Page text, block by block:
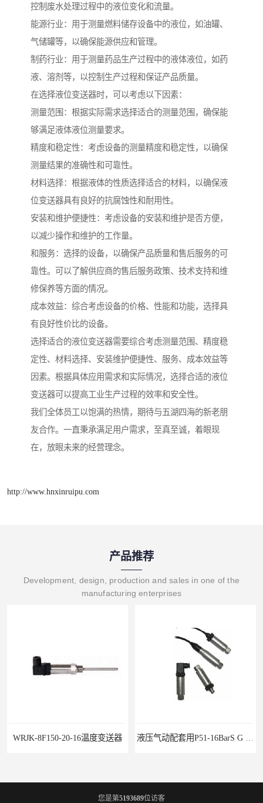
控制废水处理过程中的液位变化和流量。
能源行业：用于测量燃料储存设备中的液位，如油罐、
气储罐等，以确保能源供应和管理。
制药行业：用于测量药品生产过程中的液体液位，如药
液、溶剂等，以控制生产过程和保证产品质量。
在选择液位变送器时，可以考虑以下因素：
测量范围：根据实际需求选择适合的测量范围，确保能
够满足液体液位测量要求。
精度和稳定性：考虑设备的测量精度和稳定性，以确保
测量结果的准确性和可靠性。
材料选择：根据液体的性质选择适合的材料，以确保液
位变送器具有良好的抗腐蚀性和耐用性。
安装和维护便捷性：考虑设备的安装和维护是否方便，
以减少操作和维护的工作量。
和服务：选择的设备，以确保产品质量和售后服务的可
靠性。可以了解供应商的售后服务政策、技术支持和维
修保养等方面的情况。
成本效益：综合考虑设备的价格、性能和功能，选择具
有良好性价比的设备。
选择适合的液位变送器需要综合考虑测量范围、精度稳
定性、材料选择、安装维护便捷性、服务、成本效益等
因素。根据具体应用需求和实际情况，选择合适的液位
变送器可以提高工业生产过程的效率和安全性。
我们全体员工以饱满的热情，期待与五湖四海的新老朋
友合作。一直秉承满足用户需求，至真至诚，着眼现
在，放眼未来的经营理念。
http://www.hnxinruipu.com
产品推荐
Development, design, production and sales in one of the
manufacturing enterprises
8F150-20-16温度变送器 液压气动配套用P51-16BarS G -A-MD-20MA 压力变送器
您是第5193689位访客